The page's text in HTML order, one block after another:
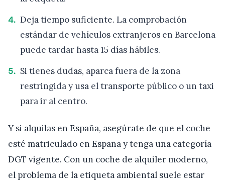
Deja tiempo suficiente. La comprobación
estándar de vehículos extranjeros en Barcelona
puede tardar hasta 15 días hábiles.
Si tienes dudas, aparca fuera de la zona
restringida y usa el transporte público o un taxi
para ir al centro.
Y si alquilas en España, asegúrate de que el coche
esté matriculado en España y tenga una categoría
DGT vigente. Con un coche de alquiler moderno,
el problema de la etiqueta ambiental suele estar